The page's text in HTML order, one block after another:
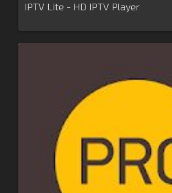
IPTV Lite - HD IPTV Player